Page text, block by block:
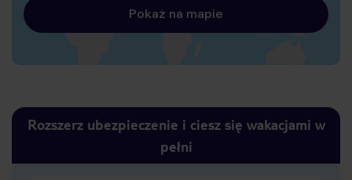
Pokaż na mapie
Rozszerz ubezpieczenie i ciesz się wakacjami w
pełni